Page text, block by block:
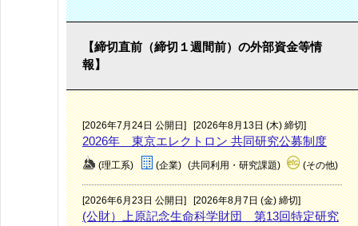
【締切直前（締切１週間前）の外部資金等情
報】
[2026年7月24日 公開日] [2026年8月13日 (木) 締切]
2026年 東京エレクトロン 共同研究公募制度
(理工系) (企業) (共同利用・研究課題) (その他)
[2026年6月23日 公開日] [2026年8月7日 (金) 締切]
(公財）上原記念生命科学財団 第13回特定研究